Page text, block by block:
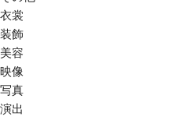
衣裳
装飾
美容
映像
写真
演出